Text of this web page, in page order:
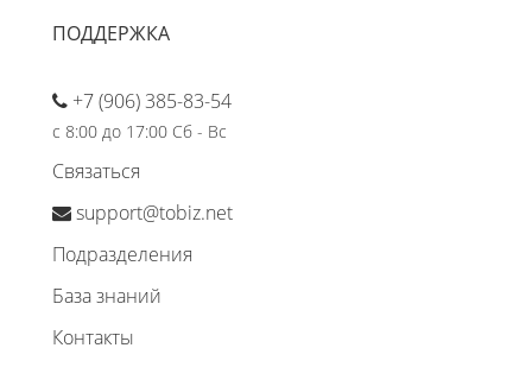
ПОДДЕРЖКА
+7 (906) 385-83-54
с 8:00 до 17:00 Сб - Вс
Связаться
support@tobiz.net
Подразделения
База знаний
Контакты